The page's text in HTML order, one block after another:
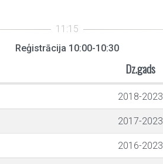
Reģistrācija 10:00-10:30
Dz.gads
2018-2023
2017-2023
2016-2023